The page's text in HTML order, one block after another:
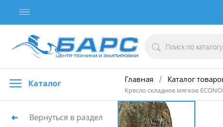
Каталог Главная / Каталог
Кресло складное мягкое
Вернуться в раздел